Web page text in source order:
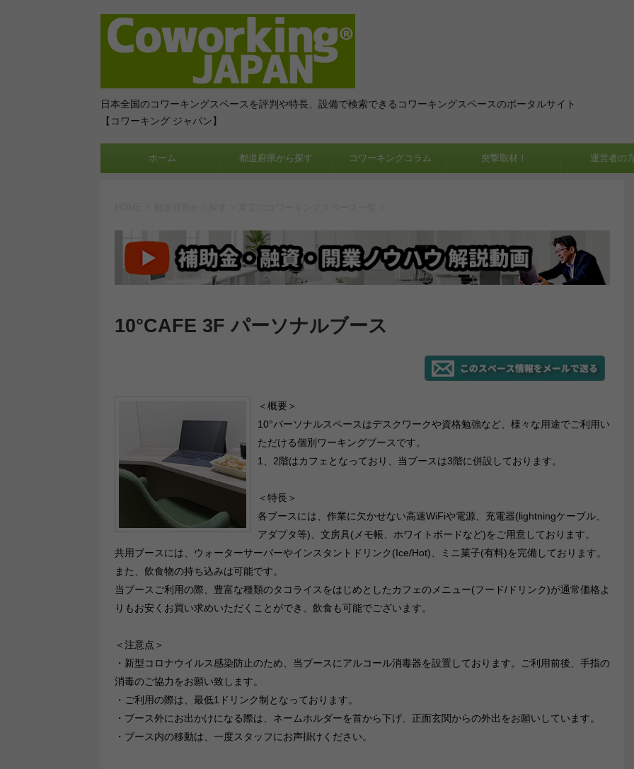
日本全国のコワーキングスペースを評判や特長、設備で検索できるコワーキングスペースのポータルサイト
【コワーキング ジャパン】
ホーム 都道府県から探す コワーキングコラム 突撃取材！ 運営者の
10°CAFE 3F パーソナルブース
＜概要＞
10°パーソナルスペースはデスクワークや資格勉強など、様々な用途でご利用い
ただける個別ワーキングブースです。
1、2階はカフェとなっており、当ブースは3階に併設しております。
＜特長＞
各ブースには、作業に欠かせない高速WiFiや電源、充電器(lightningケーブル、
アダプタ等)、文房具(メモ帳、ホワイトボードなど)をご用意しております。
共用ブースには、ウォーターサーバーやインスタントドリンク(Ice/Hot)、ミニ菓子(有料)を完備しております。
また、飲食物の持ち込みは可能です。
当ブースご利用の際、豊富な種類のタコライスをはじめとしたカフェのメニュー(フード/ドリンク)が通常価格よ
りもお安くお買い求めいただくことができ、飲食も可能でございます。
＜注意点＞
・新型コロナウイルス感染防止のため、当ブースにアルコール消毒器を設置しております。ご利用前後、手指の
消毒のご協力をお願い致します。
・ご利用の際は、最低1ドリンク制となっております。
・ブース外にお出かけになる際は、ネームホルダーを首から下げ、正面玄関からの外出をお願いしています。
・ブース内の移動は、一度スタッフにお声掛けください。